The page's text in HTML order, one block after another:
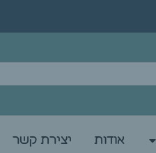
אודות יצירת קשר